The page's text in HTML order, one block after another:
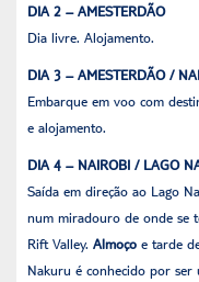
DIA 2 – AMESTERDÃO
Dia livre. Alojamento.
DIA 3 – AMESTERDÃO /
Embarque em voo com
e alojamento.
DIA 4 – NAIROBI / LAGO
Saída em direção ao Lago
num miradouro de onde se
Rift Valley. Almoço e tarde
Nakuru é conhecido por ser